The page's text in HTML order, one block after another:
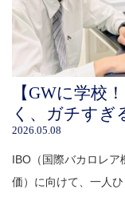
【GWに学校
く、ガチすぎ
2026.05.08
IBO（国際バカロレ
価）に向けて、一人